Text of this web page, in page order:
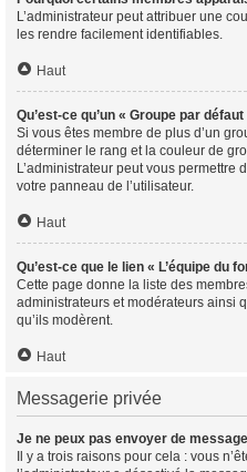
L’administrateur peut attribuer une
les rendre facilement identifiables.
Haut
Qu’est-ce qu’un « Groupe par défaut
Si vous êtes membre de plus d’un
déterminer le rang et la couleur de
L’administrateur peut vous
votre panneau de l’utilisateur.
Haut
Qu’est-ce que le lien « L’équipe du
Cette page donne la liste des
administrateurs et modérateurs ainsi
qu’ils modèrent.
Haut
Messagerie privée
Je ne peux pas envoyer de
Il y a trois raisons pour cela : vous